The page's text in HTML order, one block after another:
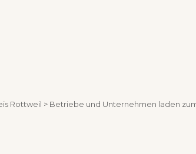
Rottweil > Betriebe und Unternehmen laden zum Entdecken und